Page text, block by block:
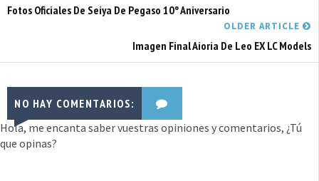
Fotos Oficiales De Seiya De Pegaso 10º Aniversario
OLDER ARTICLE
Imagen Final Aioria De Leo EX LC Models
NO HAY COMENTARIOS:
Hola, me encanta saber vuestras opiniones y comentarios, ¿Tú
que opinas?